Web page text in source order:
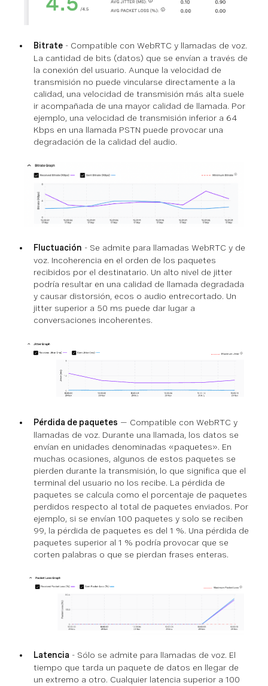
Bitrate - Compatible con WebRTC y llamadas de voz.
La cantidad de bits (datos) que se envían a través de
la conexión del usuario. Aunque la velocidad de
transmisión no puede vincularse directamente a la
calidad, una velocidad de transmisión más alta suele
ir acompañada de una mayor calidad de llamada. Por
ejemplo, una velocidad de transmisión inferior a 64
Kbps en una llamada PSTN puede provocar una
degradación de la calidad del audio.
Fluctuación - Se admite para llamadas WebRTC y de
voz. Incoherencia en el orden de los paquetes
recibidos por el destinatario. Un alto nivel de jitter
podría resultar en una calidad de llamada degradada
y causar distorsión, ecos o audio entrecortado. Un
jitter superior a 50 ms puede dar lugar a
conversaciones incoherentes.
Pérdida de paquetes — Compatible con WebRTC y
llamadas de voz. Durante una llamada, los datos se
envían en unidades denominadas «paquetes». En
muchas ocasiones, algunos de estos paquetes se
pierden durante la transmisión, lo que significa que el
terminal del usuario no los recibe. La pérdida de
paquetes se calcula como el porcentaje de paquetes
perdidos respecto al total de paquetes enviados. Por
ejemplo, si se envían 100 paquetes y solo se reciben
99, la pérdida de paquetes es del 1 %. Una pérdida de
paquetes superior al 1 % podría provocar que se
corten palabras o que se pierdan frases enteras.
Latencia - Sólo se admite para llamadas de voz. El
tiempo que tarda un paquete de datos en llegar de
un extremo a otro. Cualquier latencia superior a 100